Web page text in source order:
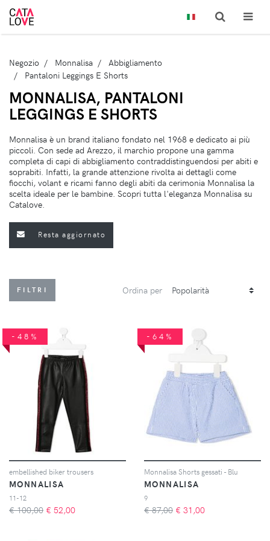
Negozio Monnalisa
Abbigliamento
Pantaloni Leggings E Shorts
MONNALISA, PANTALONI
LEGGINGS E SHORTS
Monnalisa è un brand italiano fondato nel 1968 e dedicato ai più
piccoli. Con sede ad Arezzo, il marchio propone una gamma
completa di capi di abbigliamento contraddistinguendosi per abiti e
soprabiti. Infatti, la grande attenzione rivolta ai dettagli come
fiocchi, volant e ricami fanno degli abiti da cerimonia Monnalisa la
scelta ideale per le bambine. Scopri tutta l'eleganza Monnalisa su
Catalove.
Resta aggiornato
FILTRI Ordina per
-48%
embellished biker trousers
MONNALISA
11-12
€ 100,00 € 52,00
-64%
Monnalisa Shorts gessati - Blu
MONNALISA
9
€ 87,00 € 31,00